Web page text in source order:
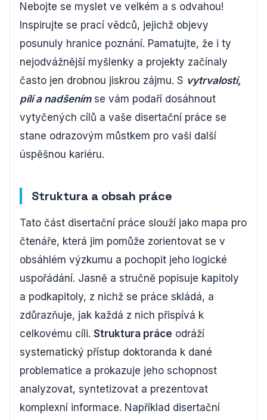
Nebojte se myslet ve velkém a s odvahou!
Inspirujte se prací vědců, jejichž objevy
posunuly hranice poznání. Pamatujte, že i ty
nejodvážnější myšlenky a projekty začínaly
často jen drobnou jiskrou zájmu. S vytrvalostí,
pílí a nadšenímse vám podaří dosáhnout
vytyčených cílů a vaše disertační práce se
stane odrazovým můstkem pro vaši další
úspěšnou kariéru.
Struktura a obsah práce
Tato část disertační práce slouží jako mapa pro
čtenáře, která jim pomůže zorientovat se v
obsáhlém výzkumu a pochopit jeho logické
uspořádání. Jasně a stručně popisuje kapitoly
a podkapitoly, z nichž se práce skládá, a
zdůrazňuje, jak každá z nich přispívá k
celkovému cíli. Struktura práce odráží
systematický přístup doktoranda k dané
problematice a prokazuje jeho schopnost
analyzovat, syntetizovat a prezentovat
komplexní informace. Například disertační